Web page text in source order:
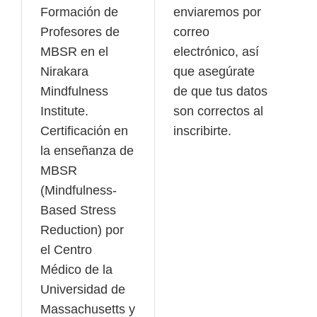
Formación de
Profesores de
MBSR en el
Nirakara
Mindfulness
Institute.
Certificación en
la enseñanza de
MBSR
(Mindfulness-
Based Stress
Reduction) por
el Centro
Médico de la
Universidad de
Massachusetts y
enviaremos por
correo
electrónico, así
que asegúrate
de que tus datos
son correctos al
inscribirte.